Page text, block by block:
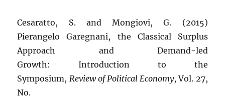
Cesaratto, S. and Mongiovi, G. (2015)
Pierangelo Garegnani, the Classical Surplus
Approach and Demand-led
Growth: Introduction to the
Symposium, Review of Political Economy, Vol. 27,
No.